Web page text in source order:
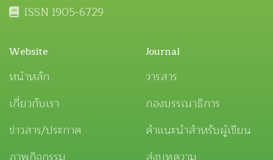
ISSN 1905-6729
Website
หน้าหลัก
เกี่ยวกับเรา
ข่าวสาร/ประกาศ
Journal
วารสาร
กองบรรณาธิการ
คำแนะนำสำหรับผู้เขียน